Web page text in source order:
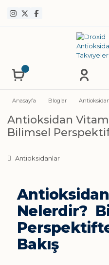
Anasayfa Bloglar
Antioksidan
Bilimsel
Antioksidanlar
Nelerdir?
Bakış